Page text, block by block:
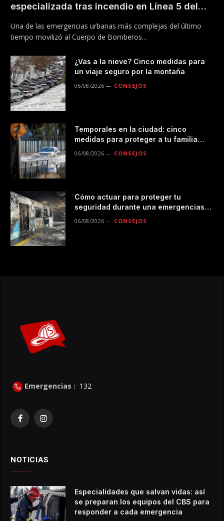
especializada tras incendio en Línea 5 del
Una de las emergencias urbanas más complejas del último
tiempo movilizó al Cuerpo de Bomberos…
¿Vas a la nieve? Cinco medidas para
un viaje seguro por la montaña
06/08/2026 CONSEJOS
Temporales en la ciudad: cinco
medidas para proteger a tu familia
06/08/2026 CONSEJOS
Cómo actuar para proteger tu
seguridad durante una emergencias
06/08/2026 CONSEJOS
Emergencias : 132
FacebookInstagram
NOTICIAS
Especialidades que salvan vidas: así
se preparan los equipos del CBS para
responder a cada emergencia